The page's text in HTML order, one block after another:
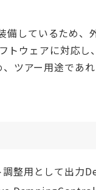
備しているため
ウェアに対応
ツアー用途であ
整用として出力